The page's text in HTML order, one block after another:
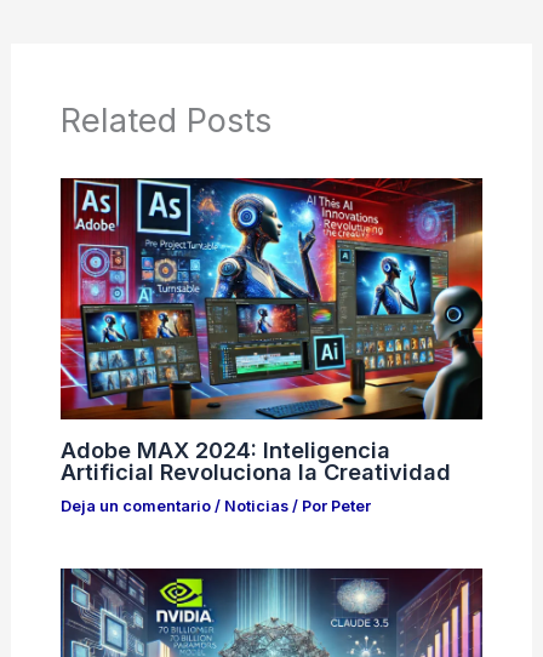
Related Posts
Adobe MAX 2024: Inteligencia
Artificial Revoluciona la Creatividad
Deja un comentario / Noticias/ Por Peter